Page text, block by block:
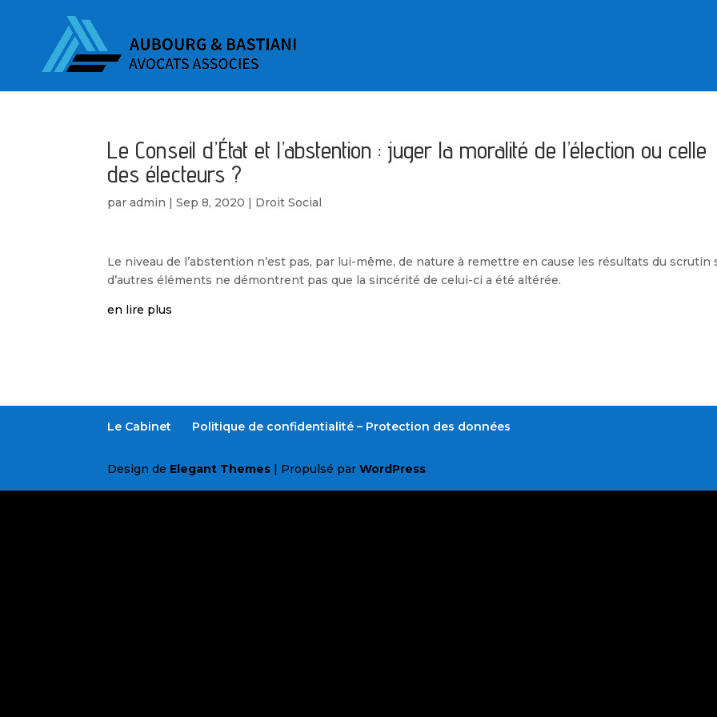
Le Conseil d’État et l’abstention : juger la moralité de l’élection ou celle
des électeurs ?
paradmin |Sep 8, 2020 | Droit Social
Le niveau de l’abstention n’est pas, par lui-même, de nature à remettre en cause les résultats du scrutin
d’autres éléments ne démontrent pas que la sincérité de celui-ci a été altérée.
en lire plus
Le Cabinet Politique de confidentialité – Protection des données
Design de Elegant Themes | Propulsé parWordPress